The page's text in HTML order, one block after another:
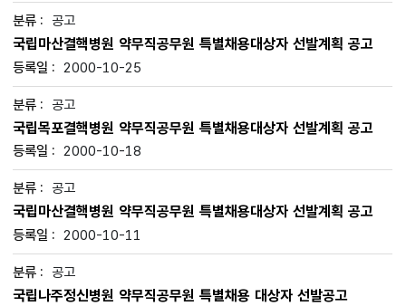
공고
국립마산결핵병원 약무직공무원 특별채용대상자 선발계획 공고
2000-10-25
공고
국립목포결핵병원 약무직공무원 특별채용대상자 선발계획 공고
2000-10-18
공고
국립마산결핵병원 약무직공무원 특별채용대상자 선발계획 공고
2000-10-11
공고
국립나주정신병원 약무직공무원 특별채용 대상자 선발공고